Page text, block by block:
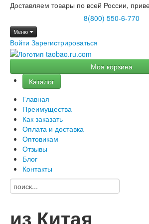
Доставляем товары по всей России,
8(800) 550-6-770
Меню
Войти Зарегистрироваться
Моя корзина
Каталог
Главная
Преимущества
Как заказать
Оплата и доставка
Оптовикам
Отзывы
Блог
Контакты
из Китая